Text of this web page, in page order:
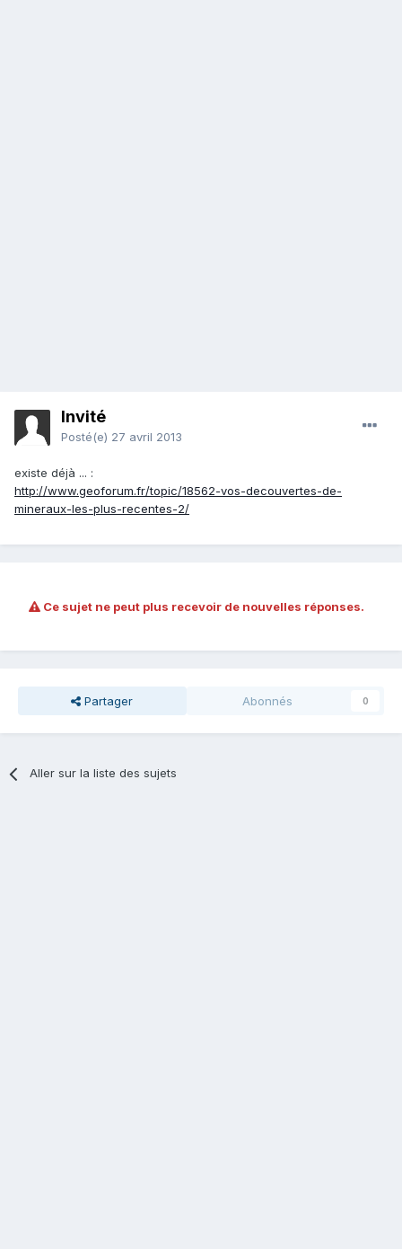
Invité
Posté(e) 27 avril 2013
existe déjà ... :
http://www.geoforum.fr/topic/18562-vos-decouvertes-de-
mineraux-les-plus-recentes-2/
Ce sujet ne peut plus recevoir de nouvelles réponses.
Partager Abonnés 0
Aller sur la liste des sujets